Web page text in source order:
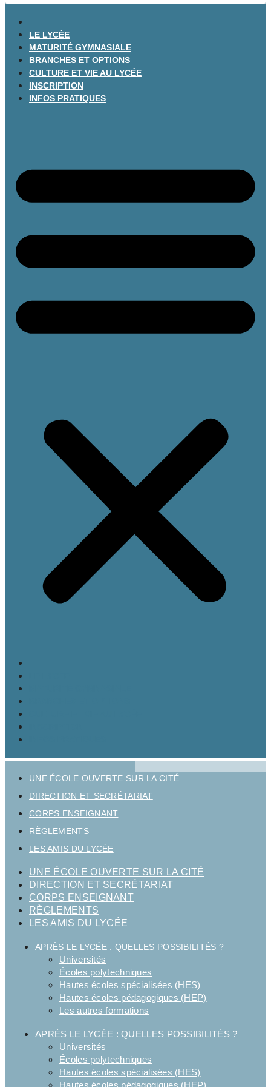
LE LYCÉE
MATURITÉ GYMNASIALE
BRANCHES ET OPTIONS
CULTURE ET VIE AU LYCÉE
INSCRIPTION
INFOS PRATIQUES
UNE ÉCOLE OUVERTE SUR LA CITÉ
DIRECTION ET SECRÉTARIAT
CORPS ENSEIGNANT
RÈGLEMENTS
LES AMIS DU LYCÉE
UNE ÉCOLE OUVERTE SUR LA CITÉ
DIRECTION ET SECRÉTARIAT
CORPS ENSEIGNANT
RÈGLEMENTS
LES AMIS DU LYCÉE
APRÈS LE LYCÉE : QUELLES POSSIBILITÉS ?
Universités
Écoles polytechniques
Hautes écoles spécialisées (HES)
Hautes écoles pédagogiques (HEP)
Les autres formations
APRÈS LE LYCÉE : QUELLES POSSIBILITÉS ?
Universités
Écoles polytechniques
Hautes écoles spécialisées (HES)
Hautes écoles pédagogiques (HEP)